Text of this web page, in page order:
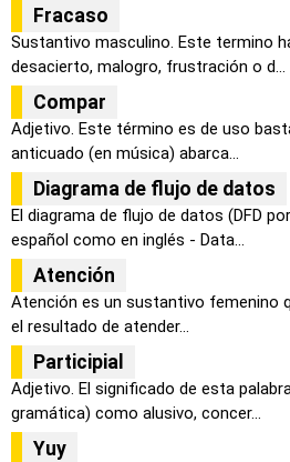
Fracaso
Sustantivo masculino. Este termino
desacierto, malogro, frustración o d...
Compar
Adjetivo. Este término es de uso
anticuado (en música) abarca...
Diagrama de flujo de datos
El diagrama de flujo de datos (DFD
español como en inglés - Data...
Atención
Atención es un sustantivo femenino
el resultado de atender...
Participial
Adjetivo. El significado de esta
gramática) como alusivo, concer...
Yuy